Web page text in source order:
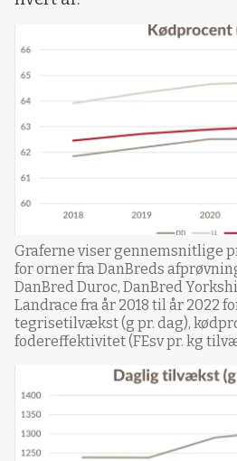
Graferne viser gennemsnitlige
for orner fra DanBreds
DanBred Duroc, DanBred
Landrace fra år 2018 til år 2022
tegrisetilvækst (g pr. dag),
fodereffektivitet (FEsv pr. kg